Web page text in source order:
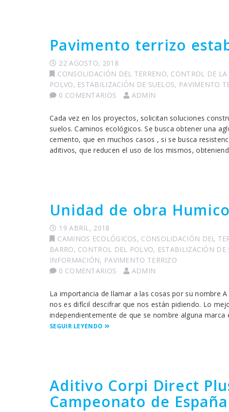
Pavimento terrizo
22 AGOSTO, 2018
CONSOLIDACIÓN DEL TERRENO, CONTROL DE LA
POLVO, ESTABILIZACIÓN DE SUELOS, PAVIMENTO
0 COMENTARIOS
ADMIN
Cada vez en los proyectos, solicitan soluciones
suelos. Caminos ecológicos. Se busca obtener una
cemento, que en muchos casos , si se busca
aditivos, que reducen el uso de los mismos,
Unidad de obra
19 ABRIL, 2018
CAMINOS ECOLÓGICOS, CONSOLIDACIÓN DEL
BARRO, CONTROL DEL POLVO, ESTABILIZACIÓN DE
INFORMACIÓN, PAVIMENTO TERRIZO
0 COMENTARIOS
ADMIN
La importancia de llamar a las cosas por su nombre
nos es difícil descifrar que nos están pidiendo. Lo
independientemente de que se nombre alguna
SEGUIR LEYENDO
Aditivo Corpi Direct
Campeonato de